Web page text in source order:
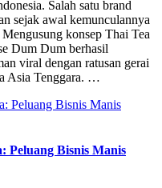
Salah satu brand
sejak awal kemunculannya
konsep Thai Tea
Dum Dum berhasil
viral dengan ratusan gerai
Asia Tenggara. …
Peluang Bisnis Manis